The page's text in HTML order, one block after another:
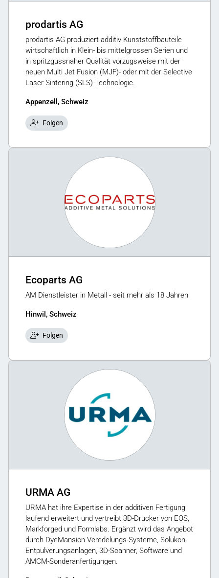
prodartis AG
prodartis AG produziert additiv Kunststoffbauteile
wirtschaftlich in Klein- bis mittelgrossen Serien und
in spritzgussnaher Qualität vorzugsweise mit der
neuen Multi Jet Fusion (MJF)- oder mit der Selective
Laser Sintering (SLS)-Technologie.
Appenzell, Schweiz
Folgen
Ecoparts AG
AM Dienstleister in Metall - seit mehr als 18 Jahren
Hinwil, Schweiz
Folgen
URMA AG
URMA hat ihre Expertise in der additiven Fertigung
laufend erweitert und vertreibt 3D-Drucker von EOS,
Markforged und Formlabs. Ergänzt wird das Angebot
durch DyeMansion Veredelungs-Systeme, Solukon-
Entpulverungsanlagen, 3D-Scanner, Software und
AMCM-Sonderanfertigungen.